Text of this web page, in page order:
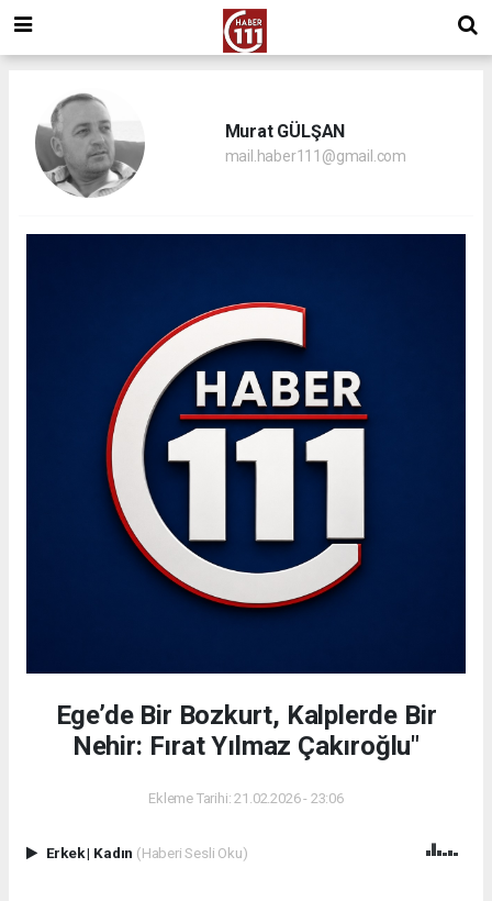
Murat GÜLŞAN
mail.haber111@gmail.com
Ege’de Bir Bozkurt, Kalplerde Bir
Nehir: Fırat Yılmaz Çakıroğlu"
Ekleme Tarihi: 21.02.2026 - 23:06
Erkek| Kadın (Haberi Sesli Oku)